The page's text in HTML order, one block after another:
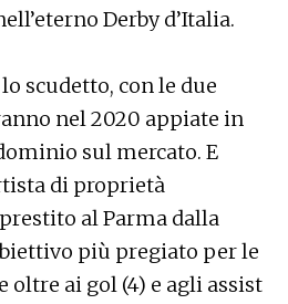
Derby d’Italia.
scudetto, con le due
nel 2020 appiate in
sul mercato. E
di proprietà
al Parma dalla
più pregiato per le
oltre ai gol (4) e agli assist